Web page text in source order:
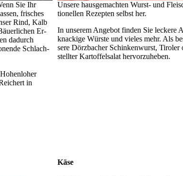
Sie Ihr
fri­sches
Rind, Kalb
Er­
da­durch
Schlach­
in
Unsere hausgemachten Wurst- und
tio­nel­len Rezepten selbst her.
In unserem Angebot finden Sie leckere
kna­cki­ge Würste und vie­les mehr. Als
sere Dörz­­ba­­cher Schin­ken­wurst,
stell­ter Kartoffelsalat her­vor­zu­he­ben.
Käse